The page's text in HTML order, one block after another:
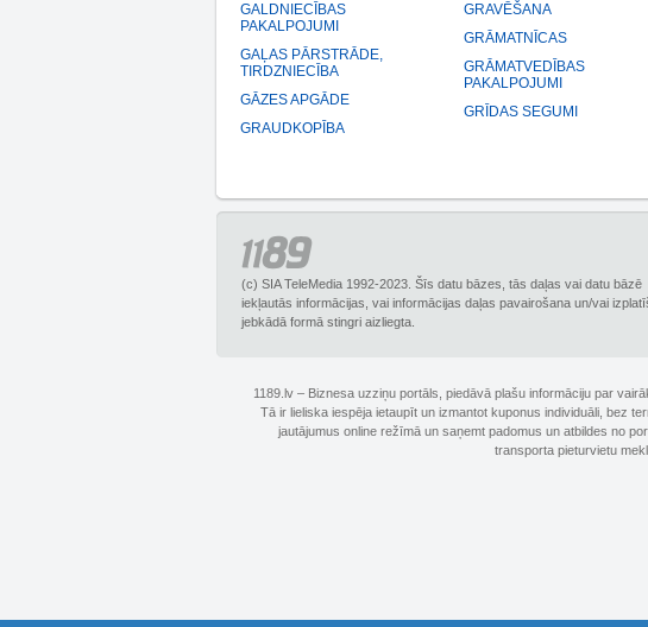
GALDNIECĪBAS
PAKALPOJUMI
GAĻAS PĀRSTRĀDE,
TIRDZNIECĪBA
GĀZES APGĀDE
GRAUDKOPĪBA
GRAVĒŠANA
GRĀMATNĪCAS
GRĀMATVEDĪBAS
PAKALPOJUMI
GRĪDAS SEGUMI
(c) SIA TeleMedia 1992-2023. Šīs datu bāzes, tās daļas vai datu bāzē
iekļautās informācijas, vai informācijas daļas pavairošana un/vai
jebkādā formā stingri aizliegta.
1189.lv – Biznesa uzziņu portāls, piedāvā plašu informāciju par
Tā ir lieliska iespēja ietaupīt un izmantot kuponus individuāli, bez
jautājumus online režīmā un saņemt padomus un atbildes no
transporta pieturvietu